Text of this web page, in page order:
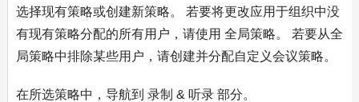
选择现有策略或创建新策略。 若要将更改应用于组织中没
有现有策略分配的所有用户，请使用 全局策略。 若要从全
局策略中排除某些用户，请创建并分配自定义会议策略。
在所选策略中，导航到 录制 & 听录 部分。